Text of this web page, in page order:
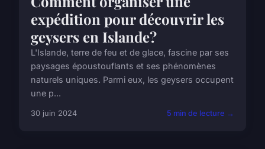
expédition pour découvrir les
geysers en Islande?
L'Islande, terre de feu et de glace, fascine par ses
paysages époustouflants et ses phénomènes
naturels uniques. Parmi eux, les geysers occupent
une p...
30 juin 2024 5 min de lecture →